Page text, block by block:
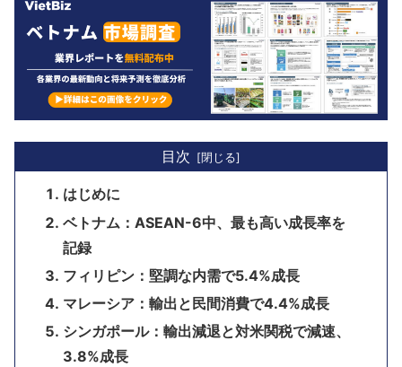
目次
はじめに
ベトナム：ASEAN-6中、最も高い成長率を
記録
フィリピン：堅調な内需で5.4%成長
マレーシア：輸出と民間消費で4.4%成長
シンガポール：輸出減退と対米関税で減速、
3.8%成長